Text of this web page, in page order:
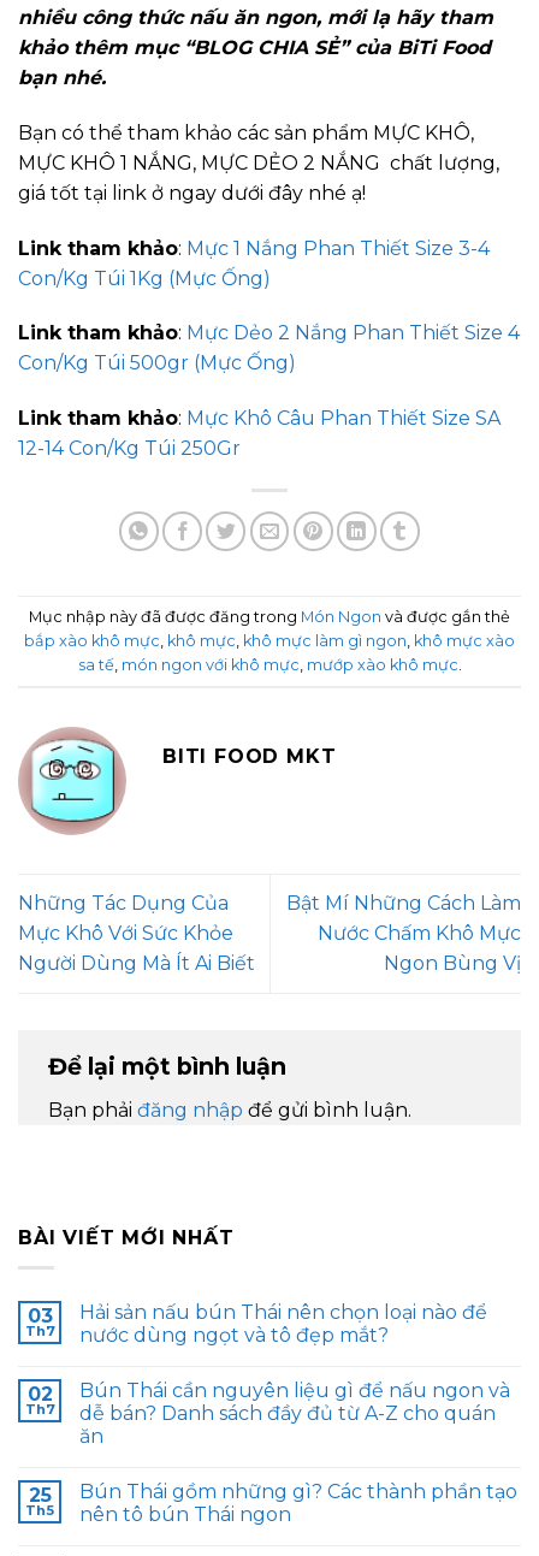
nhiều công thức nấu ăn ngon, mới lạ hãy tham
khảo thêm mục “BLOG CHIA SẺ” của BiTi Food
bạn nhé.
Bạn có thể tham khảo các sản phẩm MỰC KHÔ,
MỰC KHÔ 1 NẮNG, MỰC DẺO 2 NẮNG chất lượng,
giá tốt tại link ở ngay dưới đây nhé ạ!
Link tham khảo: Mực 1 Nắng Phan Thiết Size 3-4
Con/Kg Túi 1Kg (Mực Ống)
Link tham khảo: Mực Dẻo 2 Nắng Phan Thiết Size 4
Con/Kg Túi 500gr (Mực Ống)
Link tham khảo: Mực Khô Câu Phan Thiết Size SA
12-14 Con/Kg Túi 250Gr
Mục nhập này đã được đăng trong Món Ngon và được gắn thẻ
bắp xào khô mực khô mực khô mực làm gì ngon khô mực xào
sa tế, món ngon với khô mực mướp xào khô mực
BITI FOOD MKT
Những Tác Dụng Của
Mực Khô Với Sức Khỏe
Người Dùng Mà Ít Ai Biết
Bật Mí Những Cách Làm
Nước Chấm Khô Mực
Ngon Bùng Vị
Để lại một bình luận
Bạn phải đăng nhập để gửi bình luận.
BÀI VIẾT MỚI NHẤT
03
Th7
Hải sản nấu bún Thái nên chọn loại nào để
nước dùng ngọt và tô đẹp mắt?
02
Th7
Bún Thái cần nguyên liệu gì để nấu ngon và
dễ bán? Danh sách đầy đủ từ A-Z cho quán
ăn
25
Th5
Bún Thái gồm những gì? Các thành phần tạo
nên tô bún Thái ngon